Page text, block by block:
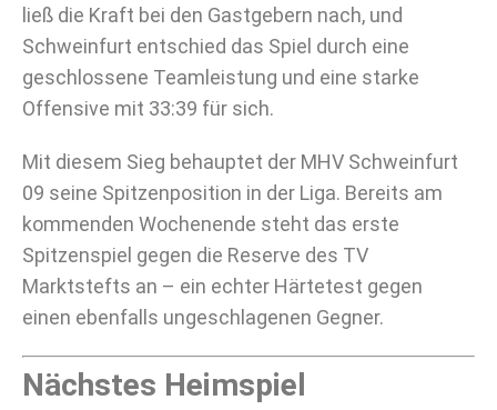
ließ die Kraft bei den Gastgebern nach, und
Schweinfurt entschied das Spiel durch eine
geschlossene Teamleistung und eine starke
Offensive mit 33:39 für sich.
Mit diesem Sieg behauptet der MHV Schweinfurt
09 seine Spitzenposition in der Liga. Bereits am
kommenden Wochenende steht das erste
Spitzenspiel gegen die Reserve des TV
Marktstefts an – ein echter Härtetest gegen
einen ebenfalls ungeschlagenen Gegner.
Nächstes Heimspiel